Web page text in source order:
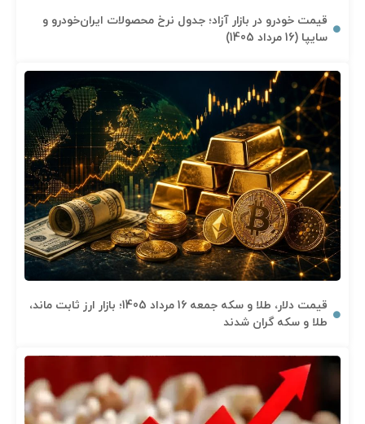
قیمت خودرو در بازار آزاد؛ جدول نرخ محصولات ایران‌خودرو و
سایپا (16 مرداد 1405)
قیمت دلار، طلا و سکه جمعه 16 مرداد 1405؛ بازار ارز ثابت ماند،
طلا و سکه گران شدند